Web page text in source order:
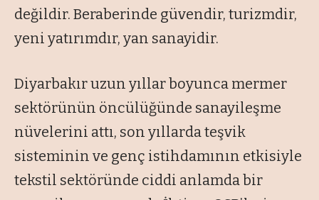
değildir. Beraberinde güvendir, turizmdir,
yeni yatırımdır, yan sanayidir.
Diyarbakır uzun yıllar boyunca mermer
sektörünün öncülüğünde sanayileşme
nüvelerini attı, son yıllarda teşvik
sisteminin ve genç istihdamının etkisiyle
tekstil sektöründe ciddi anlamda bir